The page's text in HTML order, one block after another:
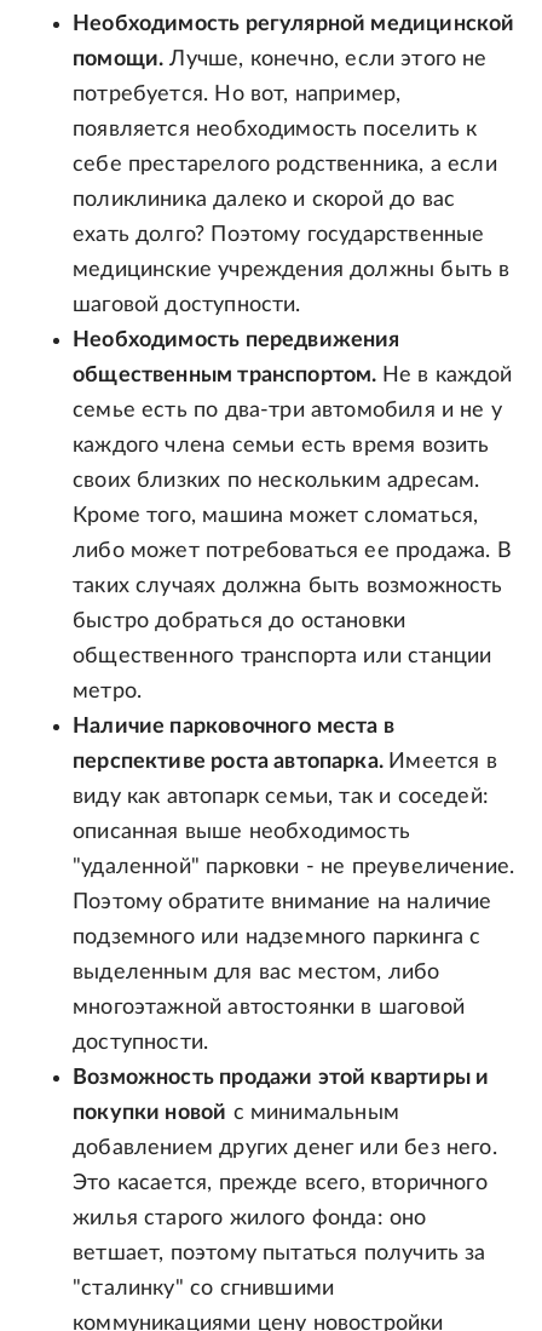
Необходимость регулярной медицинской
помощи. Лучше, конечно, если этого не
потребуется. Но вот, например,
появляется необходимость поселить к
себе престарелого родственника, а если
поликлиника далеко и скорой до вас
ехать долго? Поэтому государственные
медицинские учреждения должны быть в
шаговой доступности.
Необходимость передвижения
общественным транспортом. Не в каждой
семье есть по два-три автомобиля и не у
каждого члена семьи есть время возить
своих близких по нескольким адресам.
Кроме того, машина может сломаться,
либо может потребоваться ее продажа. В
таких случаях должна быть возможность
быстро добраться до остановки
общественного транспорта или станции
метро.
Наличие парковочного места в
перспективе роста автопарка. Имеется в
виду как автопарк семьи, так и соседей:
описанная выше необходимость
"удаленной" парковки - не преувеличение.
Поэтому обратите внимание на наличие
подземного или надземного паркинга с
выделенным для вас местом, либо
многоэтажной автостоянки в шаговой
доступности.
Возможность продажи этой квартиры и
покупки новой с минимальным
добавлением других денег или без него.
Это касается, прежде всего, вторичного
жилья старого жилого фонда: оно
ветшает, поэтому пытаться получить за
"сталинку" со сгнившими
коммуникациями цену новостройки